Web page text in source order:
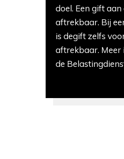
doel. Een gift
aftrekbaar. Bij
is degift zelfs
aftrekbaar. Meer
de